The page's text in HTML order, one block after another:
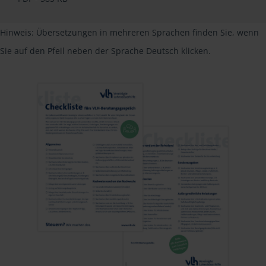
Hinweis: Übersetzungen in mehreren Sprachen finden Sie, wenn
Sie auf den Pfeil neben der Sprache Deutsch klicken.